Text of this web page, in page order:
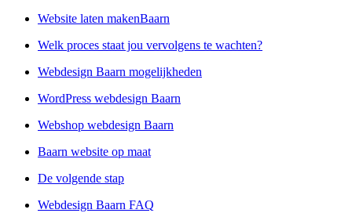
Website laten makenBaarn
Welk proces staat jou vervolgens te wachten?
Webdesign Baarn mogelijkheden
WordPress webdesign Baarn
Webshop webdesign Baarn
Baarn website op maat
De volgende stap
Webdesign Baarn FAQ